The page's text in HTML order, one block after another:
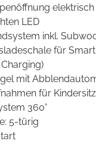
elektrisch
LED
inkl.
für
mit
für
360°
5-türig